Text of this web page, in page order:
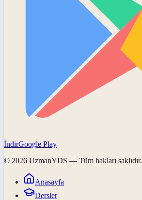
İndirGoogle Play
© 2026 UzmanYDS — Tüm hakları saklıdır.
Anasayfa
Dersler